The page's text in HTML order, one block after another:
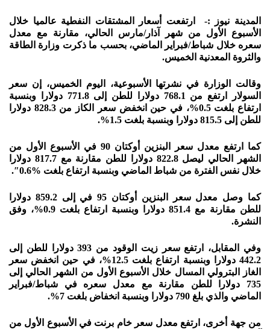
المدينة نيوز :- ارتفعت أسعار المشتقات النفطية عالميا خلال
الأسبوع الأول من شهر آذار/مارس الحالي، مقارنة مع معدل
سعره خلال شباط/فبراير الماضي، بحسب ما ذكرت وزارة الطاقة
والثروة المعدنية الخميس.
وقالت الوزارة في نشرتها الأسبوعية، اليوم الخميس، إن سعر
السولار ارتفع من 768.1 دولارا للطن إلى 771.8 دولارا وبنسبة
ارتفاع بلغت 0.5%، في حين انخفض سعر الكاز من 828.3 دولارا
للطن إلى 815.5 دولارا وبنسبة بلغت 1.5%.
كما ارتفع معدل سعر البنزين أوكتان 90 في الأسبوع الأول من
الشهر الحالي ليصل 822.8 دولارا للطن مقارنة مع 817.7 دولارا
خلال نفس الفترة من شباط الماضي وبنسبة ارتفاع بلغت %0.6″.
كما وصل معدل سعر البنزين أوكتان 95 في إلى 859.2 دولارا
للطن مقارنة مع 851.4 دولارا وبنسبة ارتفاع بلغت 0.9%، وفق
النشرة.
وفي المقابل، ارتفع سعر زيت الوقود من 393 دولارا للطن إلى
442.2 دولارا وبنسبة ارتفاع بلغت 12.5%، في حين انخفض سعر
الغاز البترولي المسال خلال الأسبوع الأول من الشهر الحالي إلى
735 دولارا للطن مقارنة مع معدل سعره في شباط/فبراير
الماضي والذي بلغ 790 دولارا وبنسبة انخفاض بلغت 7%.
من جهة أخرى، ارتفع معدل سعر خام برنت في الأسبوع الأول من